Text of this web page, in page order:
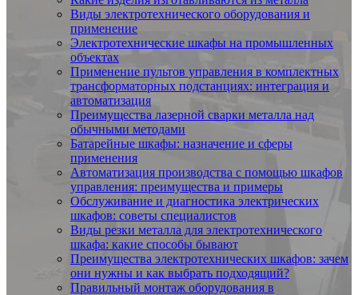
Виды электротехнического оборудования и
применение
Электротехнические шкафы на промышленных
объектах
Применение пультов управления в комплектных
трансформаторных подстанциях: интеграция и
автоматизация
Преимущества лазерной сварки металла над
обычными методами
Батарейные шкафы: назначение и сферы
применения
Автоматизация производства с помощью шкафов
управления: преимущества и примеры
Обслуживание и диагностика электрических
шкафов: советы специалистов
Виды резки металла для электротехнического
шкафа: какие способы бывают
Преимущества электротехнических шкафов: зачем
они нужны и как выбрать подходящий?
Правильный монтаж оборудования в